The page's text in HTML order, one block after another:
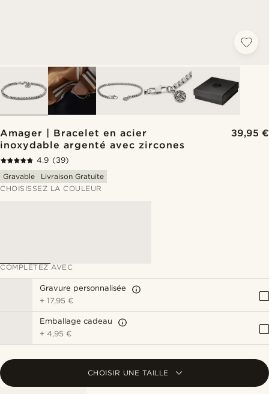
Amager | Bracelet en acier
inoxydable argenté avec zircones
39,95 €
4.9 (39)
Gravable
Livraison Gratuite
CHOISISSEZ LA COULEUR
COMPLÉTEZ AVEC
Gravure personnalisée
+17,95 €
Emballage cadeau
+4,95 €
CHOISIR UNE TAILLE